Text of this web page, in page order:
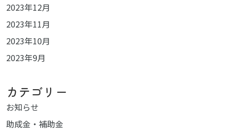
2023年12月
2023年11月
2023年10月
2023年9月
カテゴリー
お知らせ
助成金・補助金